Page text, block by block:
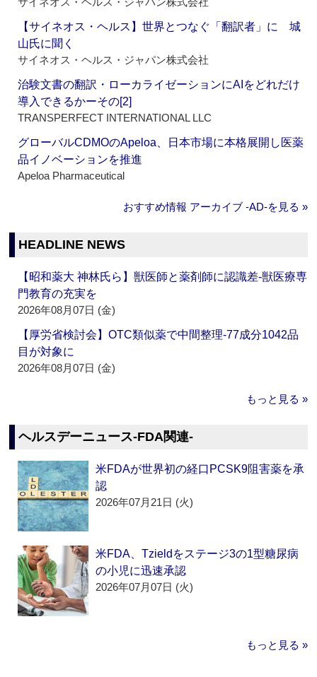
【サイネオス・ヘルス】世界とつなぐ「翻訳者」に 城
山氏に聞く
サイネオス・ヘルス・ジャパン株式会社
治験文書の翻訳・ローカライゼーションにAIをどれだけ
導入できるかーその[2]
TRANSPERFECT INTERNATIONAL LLC
グローバルCDMOのApeloa、日本市場に本格展開し医薬
品イノベーションを推進
Apeloa Pharmaceutical
おすすめ情報 アーカイブ ‐AD‐を見る »
HEADLINE NEWS
【昭和薬大 神林氏ら】獣医師と薬剤師に認識差‐獣医療専
門教育の充実を
2026年08月07日 (金)
【厚労省検討会】OTC類似薬で中間整理‐77成分1042品
目が対象に
2026年08月07日 (金)
もっと見る »
ヘルスデーニュース‐FDA関連‐
米FDAが世界初の経口PCSK9阻害薬を承
認
2026年07月21日 (火)
米FDA、Tzieldをステージ3の1型糖尿病
の小児に迅速承認
2026年07月07日 (火)
もっと見る »